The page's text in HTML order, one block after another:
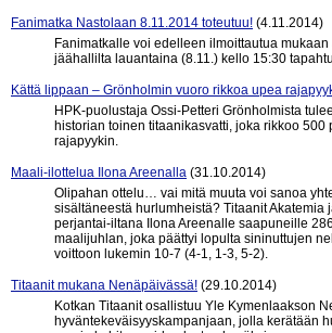
Fanimatka Nastolaan 8.11.2014 toteutuu! (4.11.2014)
Fanimatkalle voi edelleen ilmoittautua
jäähallilta lauantaina (8.11.) kello 15:30
Kättä lippaan – Grönholmin vuoro rikkoa upea
HPK-puolustaja Ossi-Petteri Grönholmista
historian toinen titaanikasvatti, joka rikkoo 500
rajapyykin.
Maali-ilottelua Ilona Areenalla (31.10.2014)
Olipahan ottelu… vai mitä muuta voi sanoa
sisältäneestä hurlumheistä? Titaanit Akatemia
perjantai-iltana Ilona Areenalle saapuneille
maalijuhlan, joka päättyi lopulta sininuttujen
voittoon lukemin 10-7 (4-1, 1-3, 5-2).
Titaanit mukana Nenäpäivässä! (29.10.2014)
Kotkan Titaanit osallistuu Yle Kymenlaakson
hyväntekeväisyyskampanjaan, jolla kerätään